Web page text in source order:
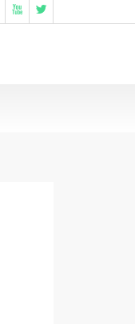
 